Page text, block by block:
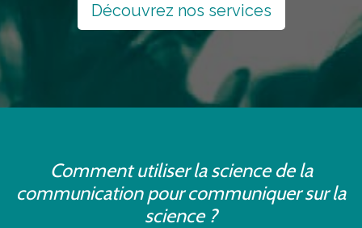
Découvrez nos services
Comment utiliser la science de la
communication pour communiquer sur la
science ?